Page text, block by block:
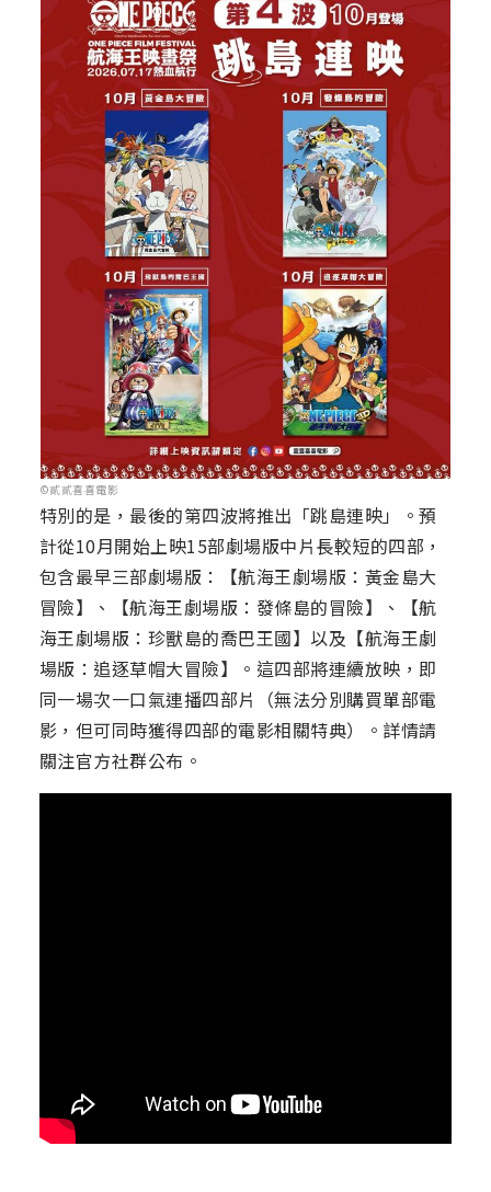
©貳貳喜喜電影
特別的是，最後的第四波將推出「跳島連映」。預
計從10月開始上映15部劇場版中片長較短的四部，
包含最早三部劇場版：【航海王劇場版：黃金島大
冒險】、【航海王劇場版：發條島的冒險】、【航
海王劇場版：珍獸島的喬巴王國】以及【航海王劇
場版：追逐草帽大冒險】。這四部將連續放映，即
同一場次一口氣連播四部片（無法分別購買單部電
影，但可同時獲得四部的電影相關特典）。詳情請
關注官方社群公布。